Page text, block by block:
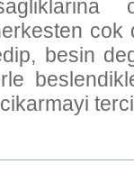
cok
besin